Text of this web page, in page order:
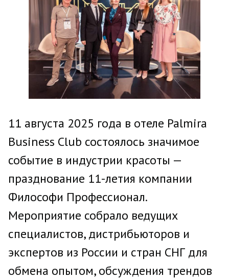
11 августа 2025 года в отеле Palmira
Business Club состоялось значимое
событие в индустрии красоты —
празднование 11-летия компании
Философи Профессионал.
Мероприятие собрало ведущих
специалистов, дистрибьюторов и
экспертов из России и стран СНГ для
обмена опытом, обсуждения трендов